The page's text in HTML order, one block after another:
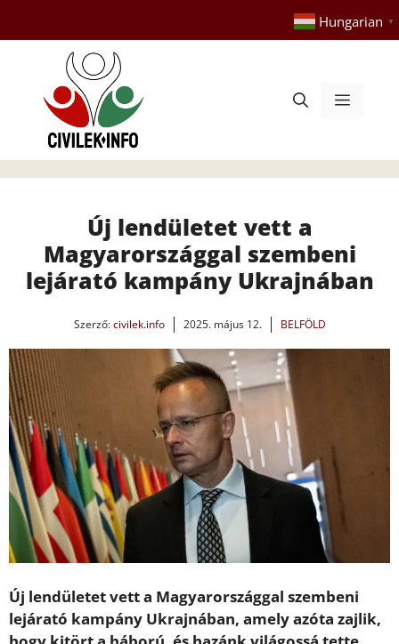
tartalomba
Hungarian ▼
Menü
Új lendületet vett a
Magyarországgal szembeni
lejárató kampány Ukrajnában
Szerző:civilek.info 2025. május 12. BELFÖLD
Új lendületet vett a Magyarországgal szembeni
lejárató kampány Ukrajnában, amely azóta zajlik,